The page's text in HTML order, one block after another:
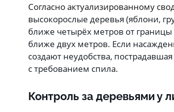
Согласно актуализированному
высокорослые деревья (яблони,
ближе четырёх метров от границы
ближе двух метров. Если
создают неудобства,
с требованием спила.
Контроль за деревьями у